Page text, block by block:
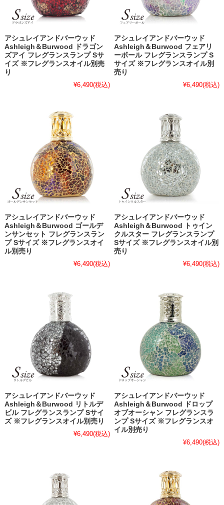
アシュレイアンドバーウッド
Ashleigh＆Burwood ドラゴン
ズアイ フレグランスランプ Sサ
イズ ※フレグランスオイル別売
り
¥6,490(税込)
アシュレイアンドバーウッド
Ashleigh＆Burwood フェアリ
ーボール フレグランスランプ S
サイズ ※フレグランスオイル別
売り
¥6,490(税込)
アシュレイアンドバーウッド
Ashleigh＆Burwood ゴールデ
ンサンセット フレグランスラン
プ Sサイズ ※フレグランスオイ
ル別売り
¥6,490(税込)
アシュレイアンドバーウッド
Ashleigh＆Burwood トゥイン
クルスター フレグランスランプ
Sサイズ ※フレグランスオイル別
売り
¥6,490(税込)
アシュレイアンドバーウッド
Ashleigh＆Burwood リトルデ
ビル フレグランスランプ Sサイ
ズ ※フレグランスオイル別売り
¥6,490(税込)
アシュレイアンドバーウッド
Ashleigh＆Burwood ドロップ
オブオーシャン フレグランスラ
ンプ Sサイズ ※フレグランスオ
イル別売り
¥6,490(税込)